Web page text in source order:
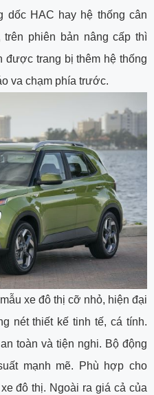
dốc HAC hay hệ thống cân
phiên bản nâng cấp thì
được trang bị thêm hệ thống
va chạm phía trước.
xe đô thị cỡ nhỏ, hiện đại
nét thiết kế tinh tế, cá tính.
toàn và tiện nghi. Bộ động
mạnh mẽ. Phù hợp cho
đô thị. Ngoài ra giá cả của